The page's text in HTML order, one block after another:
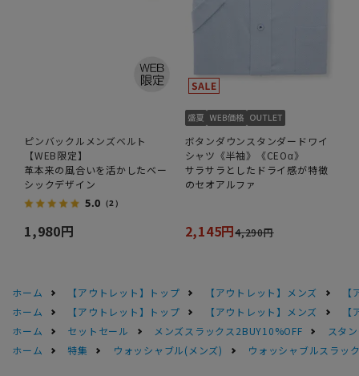
ピンバックルメンズベルト
【WEB限定】
革本来の風合いを活かしたベー
シックデザイン
5.0 （2）
1,980円
ボタンダウンスタンダードワイ
シャツ《半袖》《CEOα》
サラサラとしたドライ感が特徴
のセオアルファ
2,145円4,290円
ホーム 【アウトレット】トップ 【アウトレット】メンズ
ホーム
【アウトレット】トップ 【アウトレット】メンズ
ホーム
セットセール メンズスラックス2BUY10%OFF
スタ
ホーム
特集 ウォッシャブル(メンズ) ウォッシャブルスラッ